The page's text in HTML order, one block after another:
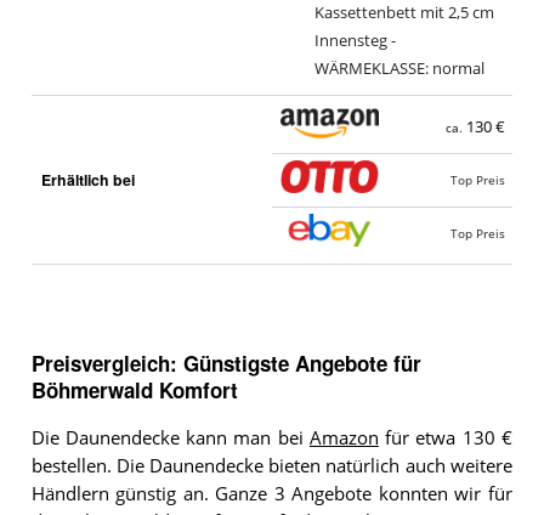
Kassettenbett mit 2,5 cm
Innensteg -
WÄRMEKLASSE: normal
Erhältlich bei
ca. 130 €
Top Preis
Top Preis
Preisvergleich: Günstigste Angebote für
Böhmerwald Komfort
Die Daunendecke kann man bei Amazon für etwa 130 €
bestellen. Die Daunendecke bieten natürlich auch weitere
Händlern günstig an. Ganze 3 Angebote konnten wir für